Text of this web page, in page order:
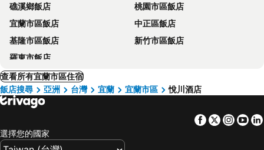
礁溪鄉飯店
桃園市區飯店
宜蘭市區飯店
中正區飯店
基隆市區飯店
新竹市區飯店
羅東市飯店
查看所有宜蘭市區住宿
飯店搜尋
亞洲 台灣 宜蘭 宜蘭市區 悅川酒店
Facebook
Twitter
選擇您的國家